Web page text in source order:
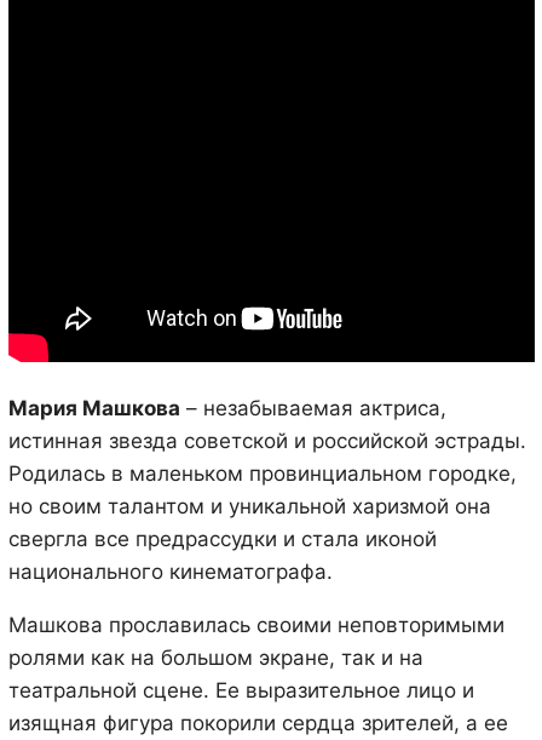
Мария Машкова – незабываемая актриса,
истинная звезда советской и российской эстрады.
Родилась в маленьком провинциальном городке,
но своим талантом и уникальной харизмой она
свергла все предрассудки и стала иконой
национального кинематографа.
Машкова прославилась своими неповторимыми
ролями как на большом экране, так и на
театральной сцене. Ее выразительное лицо и
изящная фигура покорили сердца зрителей, а ее